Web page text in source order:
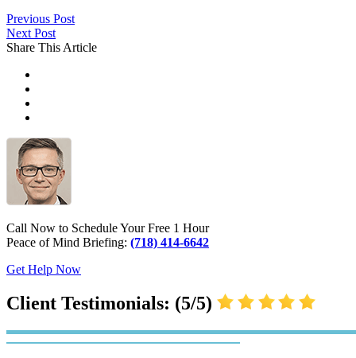
Previous Post
Next Post
Share This Article
Call Now to Schedule Your Free 1 Hour
Peace of Mind Briefing: (718) 414-6642
Get Help Now
Client Testimonials: (5/5)